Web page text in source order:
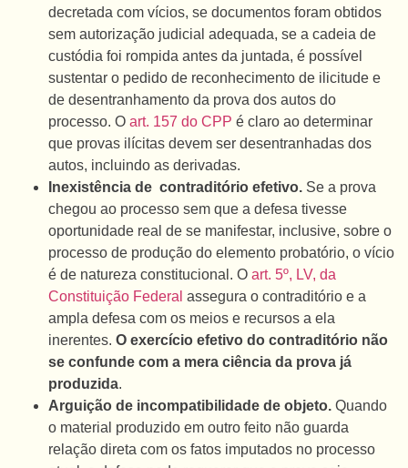
decretada com vícios, se documentos foram obtidos
sem autorização judicial adequada, se a cadeia de
custódia foi rompida antes da juntada, é possível
sustentar o pedido de reconhecimento de ilicitude e
de desentranhamento da prova dos autos do
processo. O art. 157 do CPP é claro ao determinar
que provas ilícitas devem ser desentranhadas dos
autos, incluindo as derivadas.
Inexistência de contraditório efetivo. Se a prova
chegou ao processo sem que a defesa tivesse
oportunidade real de se manifestar, inclusive, sobre o
processo de produção do elemento probatório, o vício
é de natureza constitucional. O art. 5º, LV, da
Constituição Federal assegura o contraditório e a
ampla defesa com os meios e recursos a ela
inerentes. O exercício efetivo do contraditório não
se confunde com a mera ciência da prova já
produzida.
Arguição de incompatibilidade de objeto. Quando
o material produzido em outro feito não guarda
relação direta com os fatos imputados no processo